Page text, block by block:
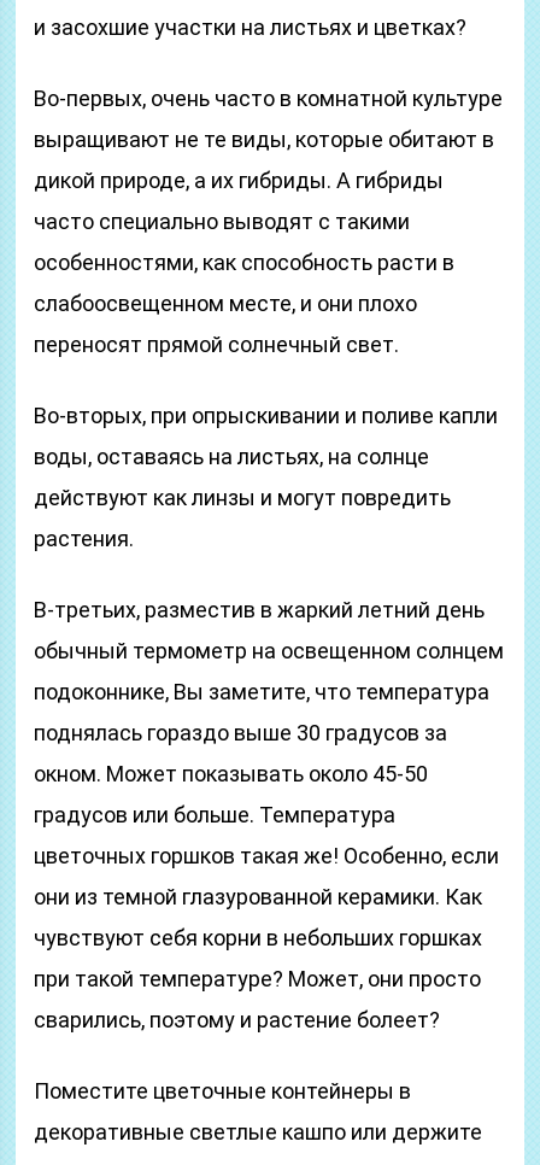
и засохшие участки на листьях и цветках?
Во-первых, очень часто в комнатной культуре
выращивают не те виды, которые обитают в
дикой природе, а их гибриды. А гибриды
часто специально выводят с такими
особенностями, как способность расти в
слабоосвещенном месте, и они плохо
переносят прямой солнечный свет.
Во-вторых, при опрыскивании и поливе капли
воды, оставаясь на листьях, на солнце
действуют как линзы и могут повредить
растения.
В-третьих, разместив в жаркий летний день
обычный термометр на освещенном солнцем
подоконнике, Вы заметите, что температура
поднялась гораздо выше 30 градусов за
окном. Может показывать около 45-50
градусов или больше. Температура
цветочных горшков такая же! Особенно, если
они из темной глазурованной керамики. Как
чувствуют себя корни в небольших горшках
при такой температуре? Может, они просто
сварились, поэтому и растение болеет?
Поместите цветочные контейнеры в
декоративные светлые кашпо или держите